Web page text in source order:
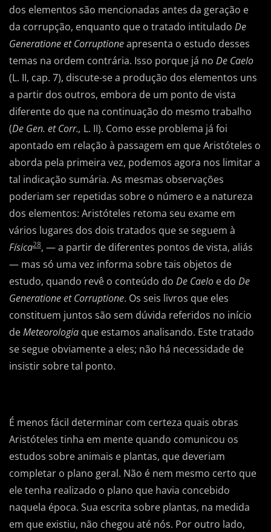
dos elementos são mencionadas antes da geração e
da corrupção, enquanto que o tratado intitulado De
Generatione et Corruptioneapresenta o estudo desses
temas na ordem contrária. Isso porque já no De Caelo
(L. II, cap. 7), discute-se a produção dos elementos uns
a partir dos outros, embora de um ponto de vista
diferente do que na continuação do mesmo trabalho
(De Gen. et Corr., L. II). Como esse problema já foi
apontado em relação à passagem em que Aristóteles o
aborda pela primeira vez, podemos agora nos limitar a
tal indicação sumária. As mesmas observações
poderiam ser repetidas sobre o número e a natureza
dos elementos: Aristóteles retoma seu exame em
vários lugares dos dois tratados que se seguem à
Física28, — a partir de diferentes pontos de vista, aliás
— mas só uma vez informa sobre tais objetos de
estudo, quando revê o conteúdo do De Caelo e do De
Generatione et Corruptione. Os seis livros que eles
constituem juntos são sem dúvida referidos no início
deMeteorologia que estamos analisando. Este tratado
se segue obviamente a eles; não há necessidade de
insistir sobre tal ponto.
É menos fácil determinar com certeza quais obras
Aristóteles tinha em mente quando comunicou os
estudos sobre animais e plantas, que deveriam
completar o plano geral. Não é nem mesmo certo que
ele tenha realizado o plano que havia concebido
naquela época. Sua escrita sobre plantas, na medida
em que existiu, não chegou até nós. Por outro lado,